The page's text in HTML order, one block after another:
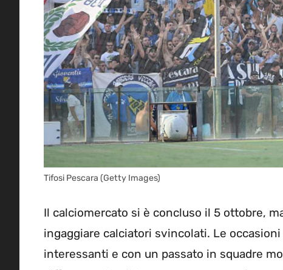
Tifosi Pescara (Getty Images)
Il calciomercato si è concluso il 5 ottobre,
ingaggiare calciatori svincolati. Le
interessanti e con un passato in squadre